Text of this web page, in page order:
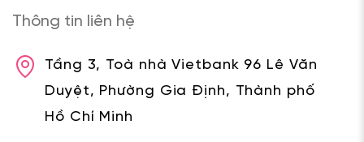
Thông tin liên hệ
Tầng 3, Toà nhà Vietbank 96 Lê Văn
Duyệt, Phường Gia Định, Thành phố
Hồ Chí Minh